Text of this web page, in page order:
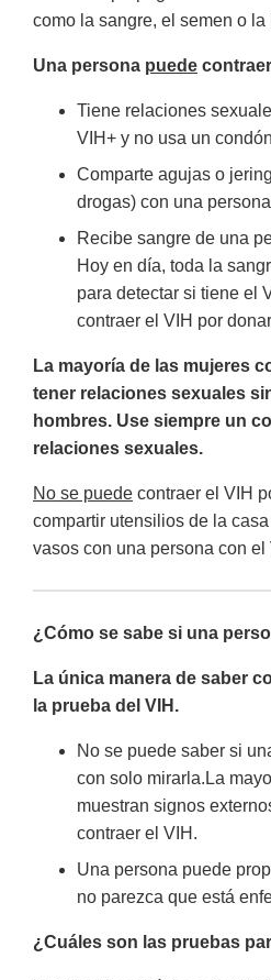
como la sangre, el semen o la
Una persona puede
Tiene relaciones
VIH+ y no usa un
Comparte agujas o
drogas) con una
Recibe sangre de una
Hoy en día, toda la
para detectar si tiene el
contraer el VIH por
La mayoría de las mujeres
tener relaciones sexuales
hombres. Use siempre un
relaciones sexuales.
No se puede contraer el VIH
compartir utensilios de la
vasos con una persona con el
¿Cómo se sabe si una
La única manera de saber
la prueba del VIH.
No se puede saber si
con solo mirarla.La
muestran signos
contraer el VIH.
Una persona puede
no parezca que está
¿Cuáles son las pruebas